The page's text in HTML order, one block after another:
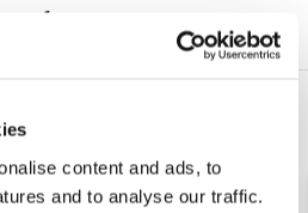
content and ads, to
and to analyse our traffic.
haar
verlanglijst